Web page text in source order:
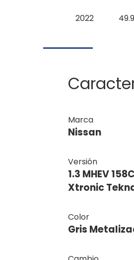
2022
Marca
Nissan
Versión
1.3 MHEV
Xtronic
Color
Gris